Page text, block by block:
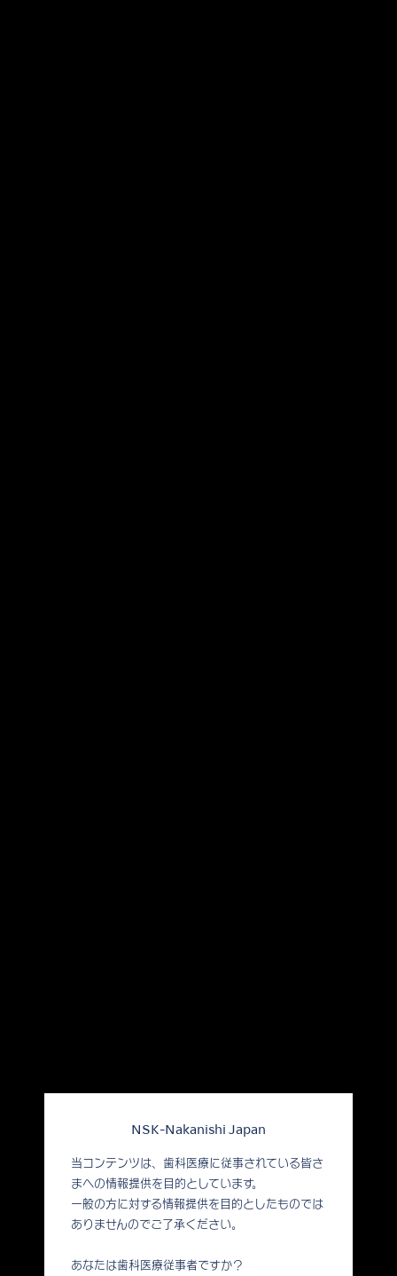
NSK-Nakanishi Japan
当コンテンツは、歯科医療に従事されている皆さ
まへの情報提供を目的としています。
一般の方に対する情報提供を目的としたものでは
ありませんのでご了承ください。
あなたは歯科医療従事者ですか？